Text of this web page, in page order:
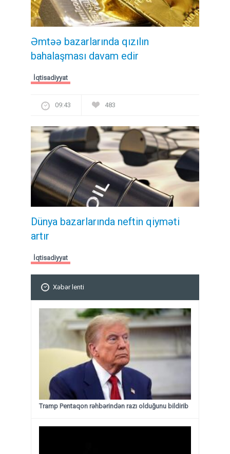
Əmtəə bazarlarında qızılın
bahalaşması davam edir
İqtisadiyyat
09:43 483
Dünya bazarlarında neftin qiyməti
artır
İqtisadiyyat
Xəbər lenti
Tramp Pentaqon rəhbərindən razı olduğunu bildirib